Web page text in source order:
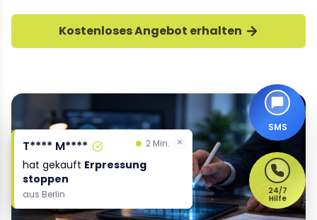
Kostenloses Angebot erhalten
T**** M**** 2 Min.
hat gekauft Erpressung
stoppen
aus Berlin
×
T**** M**** 2 Min.
hat gekauft Erpressung
stoppen
aus Berlin
×
24/7
Hilfe
SMS